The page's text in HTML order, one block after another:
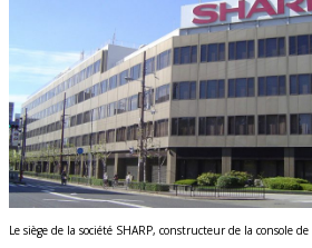
Le siège de la société SHARP, constructeur de la console